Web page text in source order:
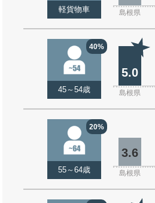
軽貨物車 島根県
40%
45～54歳
5.0
島根県
20%
55～64歳
3.6
島根県